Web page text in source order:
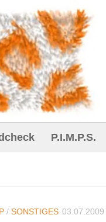
P.I.M.P.S.
/ SONSTIGES 03.07.2009